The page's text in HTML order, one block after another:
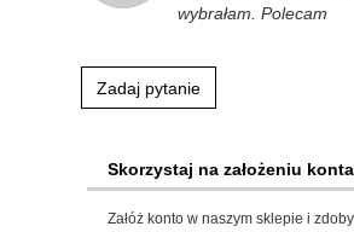
wybrałam. Polecam
Zadaj pytanie
Skorzystaj na założeniu
Załóż konto w naszym sklepie i